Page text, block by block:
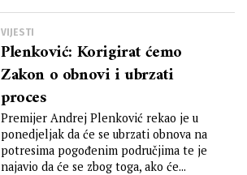
VIJESTI
Plenković: Korigirat ćemo
Zakon o obnovi i ubrzati
proces
Premijer Andrej Plenković rekao je u
ponedjeljak da će se ubrzati obnova na
potresima pogođenim područjima te je
najavio da će se zbog toga, ako će...